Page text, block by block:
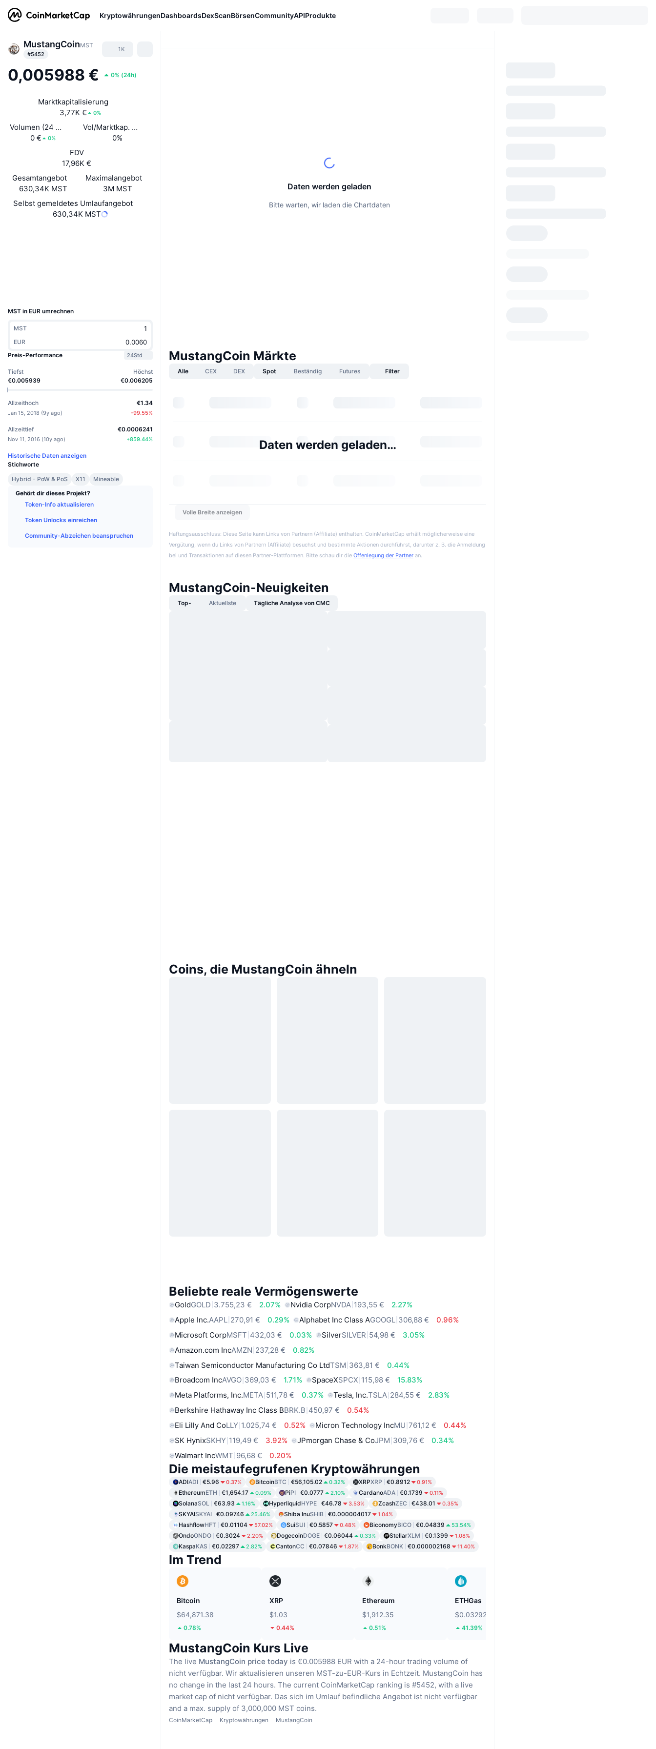
KryptowährungenDashboardsDexScanBörsenCommunityAPIProdukte
MustangCoinMST
#5452
1K
0,005988 € 0% (24h)
Marktkapitalisierung
3,77K €
0%
Volumen (24 Std.)
0 €
0%
Vol/Marktkap. (24 h)
0%
FDV
17,96K €
Gesamtangebot
630,34K MST
Maximalangebot
3M MST
Selbst gemeldetes Umlaufangebot
630,34K MST
MST in EUR umrechnen
MST
EUR
Preis-Performance
24Std
Tiefst
€0.005939
Höchst
€0.006205
Allzeithoch
Jan 15, 2018 (9y ago)
€1.34
-99.55%
Allzeittief
Nov 11, 2016 (10y ago)
€0.0006241
+859.44%
Historische Daten anzeigen
Stichworte
Hybrid - PoW & PoS
X11
Mineable
Gehört dir dieses Projekt?
Token-Info aktualisieren
Token Unlocks einreichen
Community-Abzeichen beanspruchen
Daten werden geladen
Bitte warten, wir laden die Chartdaten
MustangCoin Märkte
Alle CEX DEX Spot Beständig Futures Filter
Daten werden geladen…
Volle Breite anzeigen
Haftungsausschluss: Diese Seite kann Links von Partnern (Affiliate) enthalten. CoinMarketCap erhält möglicherweise eine
Vergütung, wenn du Links von Partnern (Affiliate) besuchst und bestimmte Aktionen durchführst, darunter z. B. die Anmeldung
bei und Transaktionen auf diesen Partner-Plattformen. Bitte schau dir die Offenlegung der Partner an.
MustangCoin-Neuigkeiten
Top- Aktuellste Tägliche Analyse von CMC
Coins, die MustangCoin ähneln
Beliebte reale Vermögenswerte
GoldGOLD 3.755,23 € 2.07% Nvidia CorpNVDA 193,55 €
2.27%
Apple Inc.AAPL 270,91 € 0.29% Alphabet Inc Class AGOOGL 306,88 €
0.96%
Microsoft CorpMSFT 432,03 € 0.03% SilverSILVER 54,98 €
3.05%
Amazon.com IncAMZN 237,28 €
0.82%
Taiwan Semiconductor Manufacturing Co LtdTSM 363,81 €
0.44%
Broadcom IncAVGO 369,03 € 1.71% SpaceXSPCX 115,98 €
15.83%
Meta Platforms, Inc.META 511,78 € 0.37% Tesla, Inc.TSLA 284,55 €
2.83%
Berkshire Hathaway Inc Class BBRK.B 450,97 €
0.54%
Eli Lilly And CoLLY 1.025,74 € 0.52% Micron Technology IncMU 761,12 €
0.44%
SK HynixSKHY 119,49 € 3.92% JPmorgan Chase & CoJPM 309,76 €
0.34%
Walmart IncWMT 96,68 € 0.20%
Die meistaufegrufenen Kryptowährungen
ADIADI €5.96 0.37% BitcoinBTC €56,105.02 0.32% XRPXRP €0.8912 0.91%
EthereumETH €1,654.17 0.09% PiPI €0.0777 2.10% CardanoADA €0.1739 0.11%
SolanaSOL €63.93 1.16% HyperliquidHYPE €46.78 3.53% ZcashZEC €438.01 0.35%
SKYAISKYAI €0.09746 25.46% Shiba InuSHIB €0.000004017 1.04%
HashflowHFT €0.01104 57.02% SuiSUI €0.5857 0.48% BiconomyBICO €0.04839 53.54%
OndoONDO €0.3024 2.20% DogecoinDOGE €0.06044 0.33% StellarXLM €0.1399 1.08%
KaspaKAS €0.02297 2.82% CantonCC €0.07846 1.87% BonkBONK €0.000002168 11.40%
Im Trend
Bitcoin
$64,871.38
0.78%
XRP
$1.03
0.44%
Ethereum
$1,912.35
0.51%
ETHGas
$0.03292
41.39%
MustangCoin Kurs Live
The live MustangCoin price today is €0.005988 EUR with a 24-hour trading volume of
nicht verfügbar. Wir aktualisieren unseren MST-zu-EUR-Kurs in Echtzeit. MustangCoin has
no change in the last 24 hours. The current CoinMarketCap ranking is #5452, with a live
market cap of nicht verfügbar. Das sich im Umlauf befindliche Angebot ist nicht verfügbar
and a max. supply of 3,000,000 MST coins.
CoinMarketCap Kryptowährungen MustangCoin